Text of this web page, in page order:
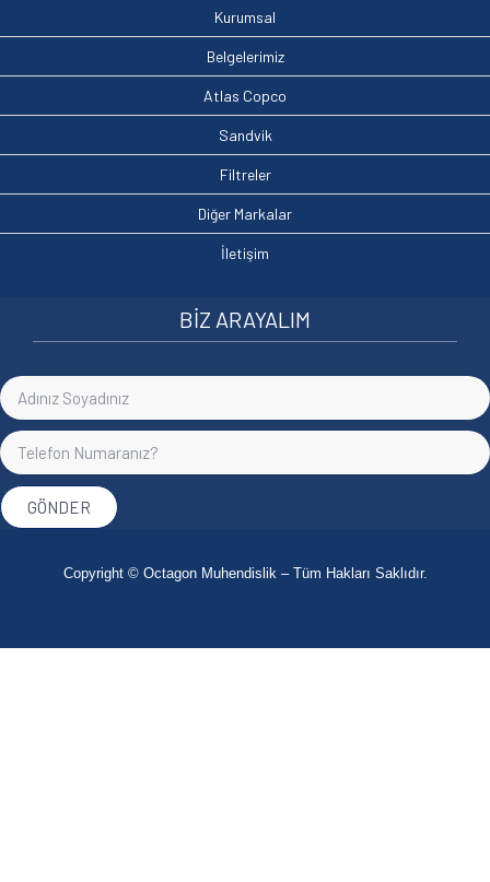
Kurumsal
Belgelerimiz
Atlas Copco
Sandvik
Filtreler
Diğer Markalar
İletişim
BİZ ARAYALIM
GÖNDER
Copyright © Octagon Muhendislik – Tüm Hakları Saklıdır.